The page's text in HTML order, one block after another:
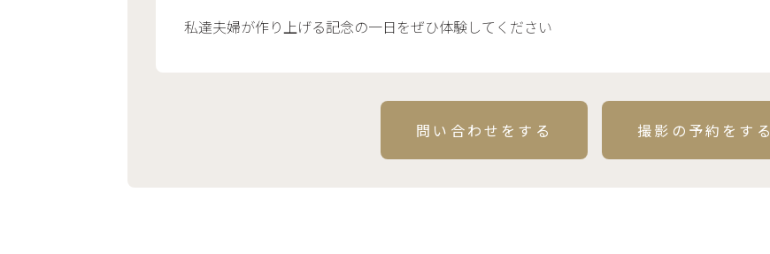
私達夫婦が作り上げる記念の一日をぜひ体験してください
問い合わせをする 撮影の予約をする